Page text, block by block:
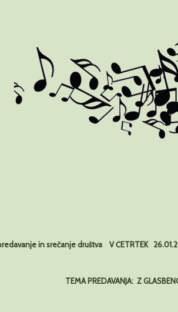
in srečanje društva VČETRTEK
TEMA PREDAVANJA: Z